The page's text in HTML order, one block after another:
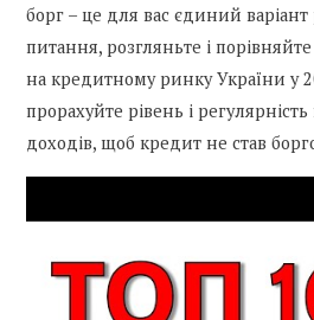
борг – це для вас єдиний
питання, розгляньте і
на кредитному ринку України у
прорахуйте рівень і
доходів, щоб кредит не став